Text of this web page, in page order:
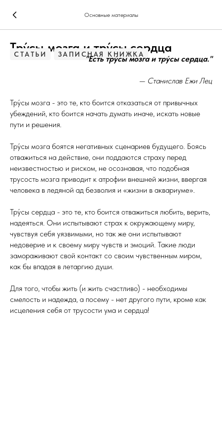
Основные материалы
Тру́сы мозга и тру́сы сердца
СТАТЬИ ЗАПИСНАЯ КНИЖКА
"Есть тру́сы мозга и тру́сы сердца."
— Станислав Ежи Лец
Тру́сы мозга - это те, кто боится отказаться от привычных
убеждений, кто боится начать думать иначе, искать новые
пути и решения.
Тру́сы мозга боятся негативных сценариев будущего. Боясь
отважиться на действие, они поддаются страху перед
неизвестностью и риском, не осознавая, что подобная
трусость мозга приводит к атрофии внешней жизни, ввергая
человека в ледяной ад безволия и «жизни в аквариуме».
Тру́сы сердца - это те, кто боится отважиться любить, верить,
надеяться. Они испытывают страх к окружающему миру,
чувствуя себя уязвимыми, но так же они испытывают
недоверие и к своему миру чувств и эмоций. Такие люди
замораживают свой контакт со своим чувственным миром,
как бы впадая в летаргию души.
Для того, чтобы жить (и жить счастливо) - необходимы
смелость и надежда, а посему - нет другого пути, кроме как
исцеления себя от трусости ума и сердца!